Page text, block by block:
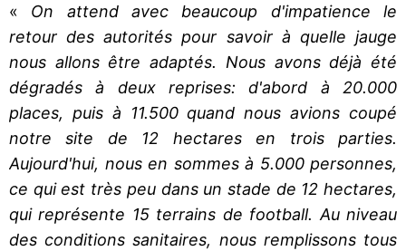
« On attend avec beaucoup d'impatience le
retour des autorités pour savoir à quelle jauge
nous allons être adaptés. Nous avons déjà été
dégradés à deux reprises: d'abord à 20.000
places, puis à 11.500 quand nous avions coupé
notre site de 12 hectares en trois parties.
Aujourd'hui, nous en sommes à 5.000 personnes,
ce qui est très peu dans un stade de 12 hectares,
qui représente 15 terrains de football. Au niveau
des conditions sanitaires, nous remplissons tous